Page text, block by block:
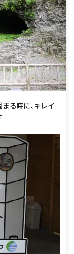
る時に、キレイ